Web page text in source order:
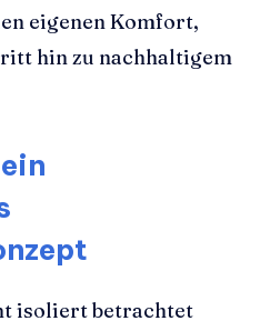
eigenen Komfort,
hin zu nachhaltigem
isoliert betrachtet